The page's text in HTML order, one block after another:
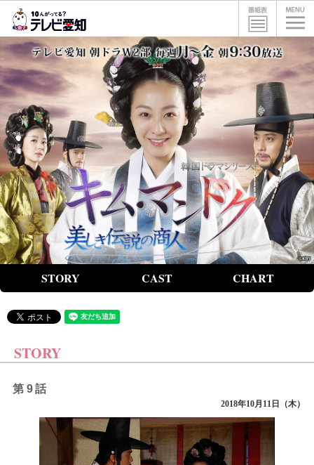
STORY CAST CHART
STORY
第9話
2018年10月11日（木）